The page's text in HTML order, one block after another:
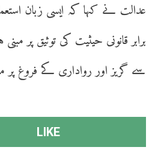
عدالت نے کہا کہ ایسی زبان
برابر قانونی حیثیت کی توثیق پر
سے گریز اور رواداری کے فروغ پر مبنی ہونے چاہئیں۔
LIKE